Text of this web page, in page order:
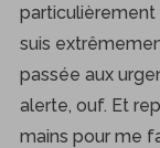
suis
passée aux
alerte, ouf. Et
mains pour me